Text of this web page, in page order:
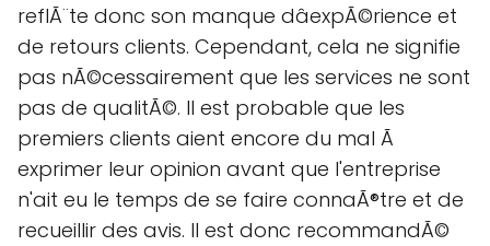
reflÃ¨te donc son manque dâexpÃ©rience et
de retours clients. Cependant, cela ne signifie
pas nÃ©cessairement que les services ne sont
pas de qualitÃ©. Il est probable que les
premiers clients aient encore du mal Ã
exprimer leur opinion avant que l'entreprise
n'ait eu le temps de se faire connaÃ®tre et de
recueillir des avis. Il est donc recommandÃ©